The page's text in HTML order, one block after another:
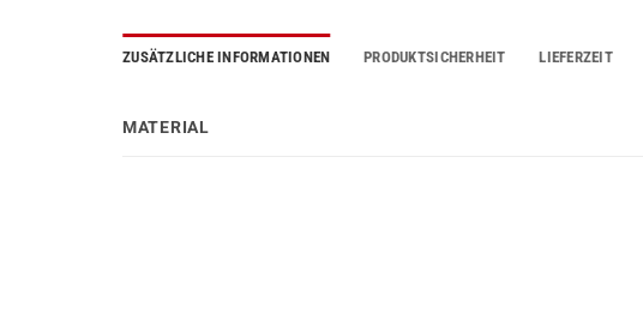
ZUSÄTZLICHE INFORMATIONEN PRODUKTSICHERHEIT LIEFERZEIT
MATERIAL